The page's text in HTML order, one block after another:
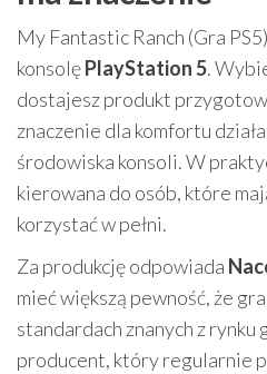
My Fantastic Ranch (Gra
konsolęPlayStation 5.
dostajesz produkt
znaczenie dla komfortu
środowiska konsoli. W
kierowana do osób, które
korzystać w pełni.
Za produkcję odpowiada
mieć większą pewność, że
standardach znanych z rynku
producent, który regularnie